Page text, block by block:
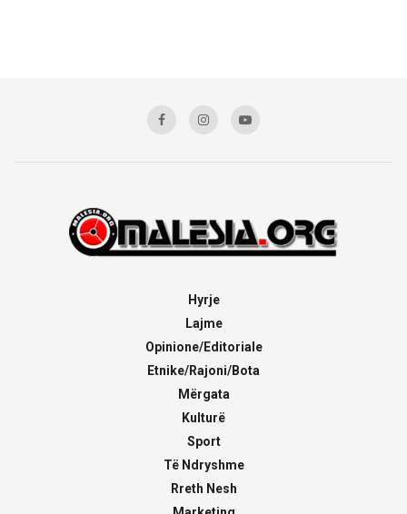
Hyrje
Lajme
Opinione/Editoriale
Etnike/Rajoni/Bota
Mërgata
Kulturë
Sport
Të Ndryshme
Rreth Nesh